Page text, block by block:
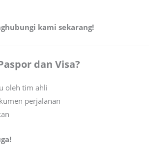
kami sekarang!
dan Visa?
oleh tim ahli
perjalanan